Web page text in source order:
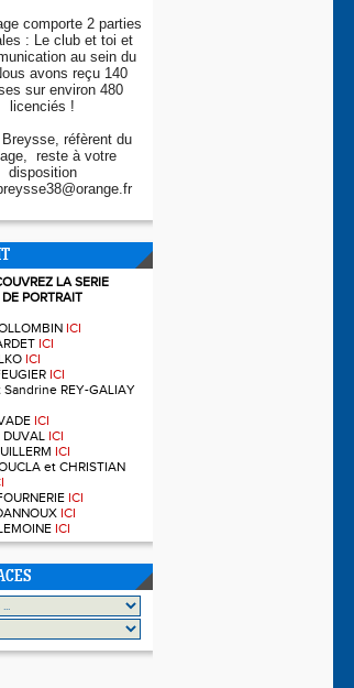
comporte 2 parties
: Le club et toi et
au sein du
avons reçu 140
sur environ 480
licenciés !
réfèrent du
reste à votre
disposition
LA SERIE
DE PORTRAIT
ICI
ICI
ICI
ICI
REY-GALIAY
ICI
ICI
ICI
et CHRISTIAN
ICI
ICI
ICI